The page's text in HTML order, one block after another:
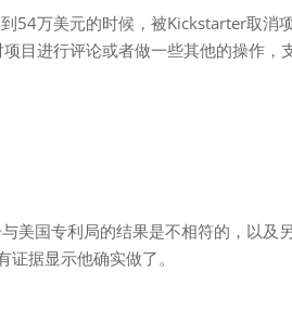
54万美元的时候，被Kickstarter取消
目进行评论或者做一些其他的操作，
美国专利局的结果是不相符的，以及
据显示他确实做了。